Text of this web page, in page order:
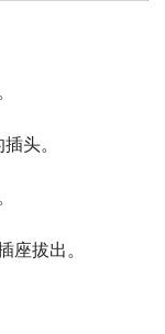
头。
座拔出。